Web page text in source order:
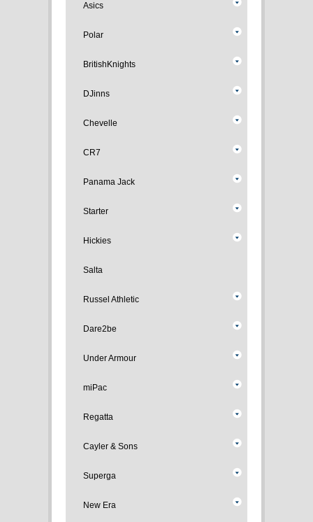
Asics
Polar
BritishKnights
DJinns
Chevelle
CR7
Panama Jack
Starter
Hickies
Salta
Russel Athletic
Dare2be
Under Armour
miPac
Regatta
Cayler & Sons
Superga
New Era